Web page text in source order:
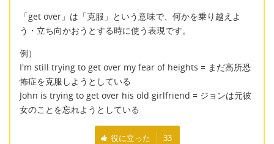
「get over」は「克服」という意味で、何かを乗り越えよ
う・立ち向かおうとする時に使う表現です。
例）
I'm still trying to get over my fear of heights = まだ高所恐
怖症を克服しようとしている
John is trying to get over his old girlfriend = ジョンは元彼
女のことを忘れようとしている
役に立った 33